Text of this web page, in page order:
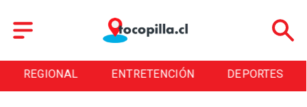
REGIONAL ENTRETENCIÓN DEPORTES